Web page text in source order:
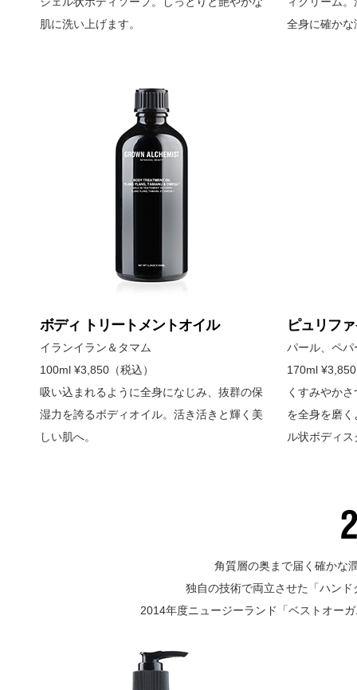
肌に洗い上げます。
全身に確かな
ボディ トリートメントオイル
イランイラン＆タマム
100ml ¥3,850（税込）
吸い込まれるように全身になじみ、抜群の保
湿力を誇るボディオイル。活き活きと輝く美
しい肌へ。
ピュリフ
パール、ペ
170ml
くすみやか
を全身を磨
ル状ボディ
角質層の奥まで届く確かな
独自の技術で両立させた「ハン
2014年度ニュージーランド「ベストオー